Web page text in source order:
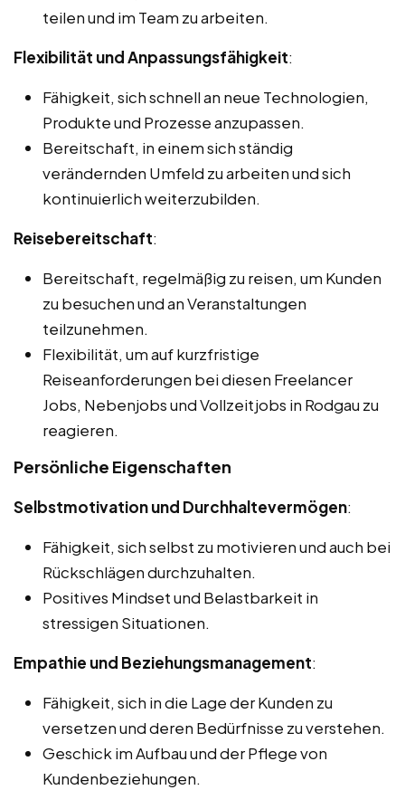
teilen und im Team zu arbeiten.
Flexibilität und Anpassungsfähigkeit:
Fähigkeit, sich schnell an neue Technologien,
Produkte und Prozesse anzupassen.
Bereitschaft, in einem sich ständig
verändernden Umfeld zu arbeiten und sich
kontinuierlich weiterzubilden.
Reisebereitschaft:
Bereitschaft, regelmäßig zu reisen, um Kunden
zu besuchen und an Veranstaltungen
teilzunehmen.
Flexibilität, um auf kurzfristige
Reiseanforderungen bei diesen Freelancer
Jobs, Nebenjobs und Vollzeitjobs in Rodgau zu
reagieren.
Persönliche Eigenschaften
Selbstmotivation und Durchhaltevermögen:
Fähigkeit, sich selbst zu motivieren und auch bei
Rückschlägen durchzuhalten.
Positives Mindset und Belastbarkeit in
stressigen Situationen.
Empathie und Beziehungsmanagement:
Fähigkeit, sich in die Lage der Kunden zu
versetzen und deren Bedürfnisse zu verstehen.
Geschick im Aufbau und der Pflege von
Kundenbeziehungen.